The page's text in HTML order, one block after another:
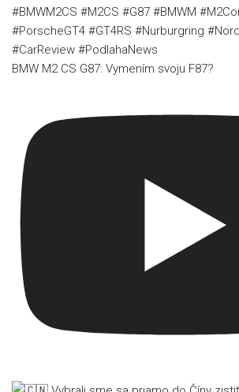
BMW M2 CS G87: Vymením svoju F87?